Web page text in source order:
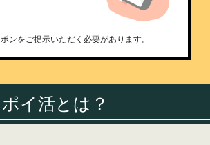
ンをご提示いただく必要があります。
ポイ活とは？